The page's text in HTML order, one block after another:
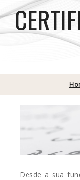
Desde a sua